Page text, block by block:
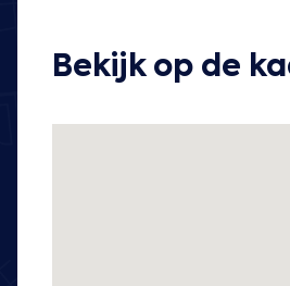
Bekijk op de